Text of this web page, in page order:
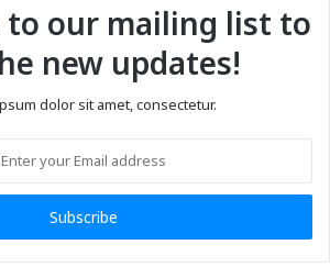
to our mailing list to
new updates!
dolor sit amet, consectetur.